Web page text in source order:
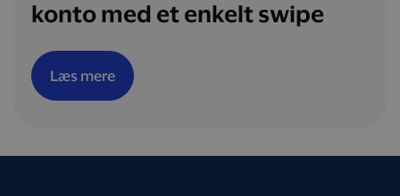
konto med et enkelt swipe
Læs mere